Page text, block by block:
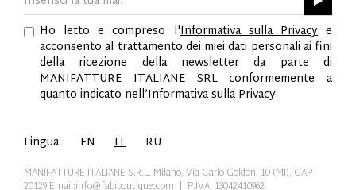
GPSRPinterest
Twitter
YouTube
LinkedIn
Ho letto e compreso l'Informativa sulla Privacye
acconsento al trattamento dei miei dati personali ai fini
della ricezione della newsletter da parte di
MANIFATTURE ITALIANE SRL conformemente a
quanto indicato nell’Informativa sulla Privacy.
Lingua: EN IT RU
MANIFATTURE ITALIANE S.R.L. Milano, Via Carlo Goldoni 10 (MI), CAP